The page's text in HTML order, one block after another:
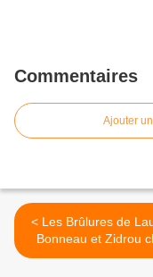
Commentaires
Ajouter
< Les Brûlures de Laurent
Bonneau et Zidrou
Grand Angle